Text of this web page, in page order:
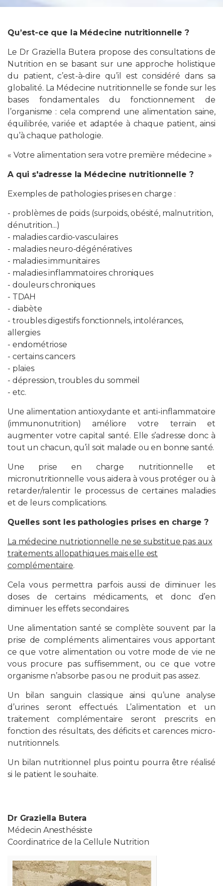
Qu’est-ce que la Médecine nutritionnelle ?
Le Dr Graziella Butera propose des consultations de
Nutrition en se basant sur une approche holistique
du patient, c’est-à-dire qu’il est considéré dans sa
globalité. La Médecine nutritionnelle se fonde sur les
bases fondamentales du fonctionnement de
l’organisme : cela comprend une alimentation saine,
équilibrée, variée et adaptée à chaque patient, ainsi
qu’à chaque pathologie.
« Votre alimentation sera votre première médecine »
A qui s'adresse la Médecine nutritionnelle ?
Exemples de pathologies prises en charge :
- problèmes de poids (surpoids, obésité, malnutrition,
dénutrition...)
- maladies cardio-vasculaires
- maladies neuro-dégénératives
- maladies immunitaires
- maladies inflammatoires chroniques
- douleurs chroniques
- TDAH
- diabète
- troubles digestifs fonctionnels, intolérances,
allergies
- endométriose
- certains cancers
- plaies
- dépression, troubles du sommeil
- etc.
Une alimentation antioxydante et anti-inflammatoire
(immunonutrition) améliore votre terrain et
augmenter votre capital santé. Elle s’adresse donc à
tout un chacun, qu’il soit malade ou en bonne santé.
Une prise en charge nutritionnelle et
micronutritionnelle vous aidera à vous protéger ou à
retarder/ralentir le processus de certaines maladies
et de leurs complications.
Quelles sont les pathologies prises en charge ?
La médecine nutriotionnelle ne se substitue pas aux
traitements allopathiques mais elle est
complémentaire.
Cela vous permettra parfois aussi de diminuer les
doses de certains médicaments, et donc d’en
diminuer les effets secondaires.
Une alimentation santé se complète souvent par la
prise de compléments alimentaires vous apportant
ce que votre alimentation ou votre mode de vie ne
vous procure pas suffisemment, ou ce que votre
organisme n’absorbe pas ou ne produit pas assez.
Un bilan sanguin classique ainsi qu’une analyse
d’urines seront effectués. L’alimentation et un
traitement complémentaire seront prescrits en
fonction des résultats, des déficits et carences micro-
nutritionnels.
Un bilan nutritionnel plus pointu pourra être réalisé
si le patient le souhaite.
Dr Graziella Butera
Médecin Anesthésiste
Coordinatrice de la Cellule Nutrition